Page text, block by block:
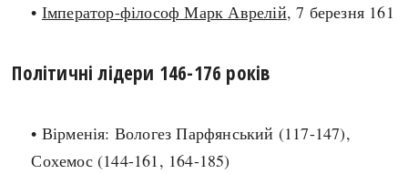
search
• Імператор-філософ Марк Аврелій, 7 березня 161
Політичні лідери 146-176 років
• Вірменія: Вологез Парфянський (117-147),
Сохемос (144-161, 164-185)